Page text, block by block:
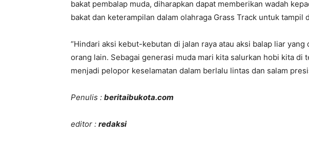
bakat pembalap muda, diharapkan dapat memberikan wadah
bakat dan keterampilan dalam olahraga Grass Track untuk tampil
“Hindari aksi kebut-kebutan di jalan raya atau aksi balap liar
orang lain. Sebagai generasi muda mari kita salurkan hobi kita di
menjadi pelopor keselamatan dalam berlalu lintas dan salam
Penulis : beritaibukota.com
editor : redaksi